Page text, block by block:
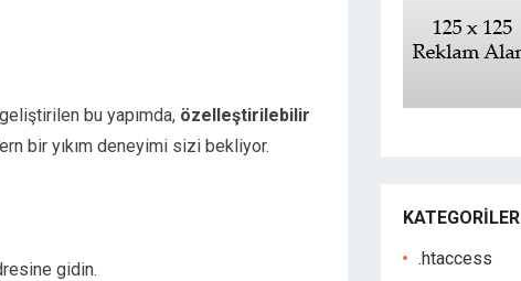
bu yapımda, özelleştirilebilir
bir yıkım deneyimi sizi bekliyor.
gidin.
KATEGORILER
.htaccess